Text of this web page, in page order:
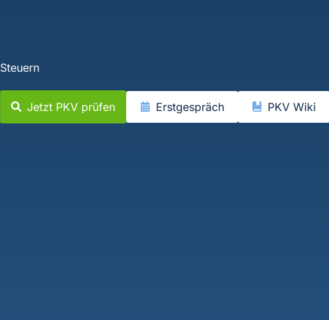
Steuern
Jetzt PKV prüfen Erstgespräch PKV Wiki